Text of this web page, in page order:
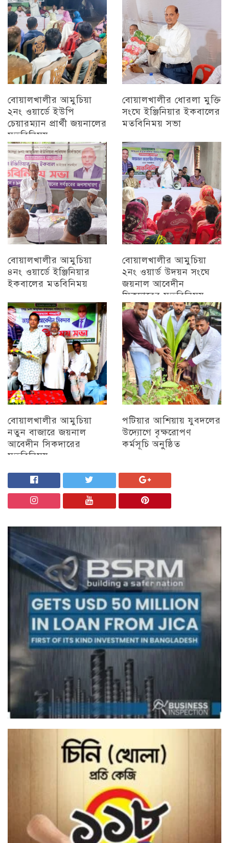
বোয়ালখালীর আমুচিয়া
২নং ওয়ার্ডে ইউপি
চেয়ারম্যান প্রার্থী জয়নালের
মতবিনিময়
চট্টগ্রাম
বোয়ালখালীর ধোরলা মুক্তি
সংঘে ইঞ্জিনিয়ার ইকবালের
মতবিনিময় সভা
চট্টগ্রাম
বোয়ালখালীর আমুচিয়া
৪নং ওয়ার্ডে ইঞ্জিনিয়ার
ইকবালের মতবিনিময়
চট্টগ্রাম
বোয়ালখালীর আমুচিয়া
২নং ওয়ার্ড উদয়ন সংঘে
জয়নাল আবেদীন
সিকদারের মতবিনিময়
অন্যান্য
বোয়ালখালীর আমুচিয়া
নতুন বাজারে জয়নাল
আবেদীন সিকদারের
মতবিনিময়
চট্টগ্রাম
পটিয়ার আশিয়ায় যুবদলের
উদ্যোগে বৃক্ষরোপণ
কর্মসূচি অনুষ্ঠিত